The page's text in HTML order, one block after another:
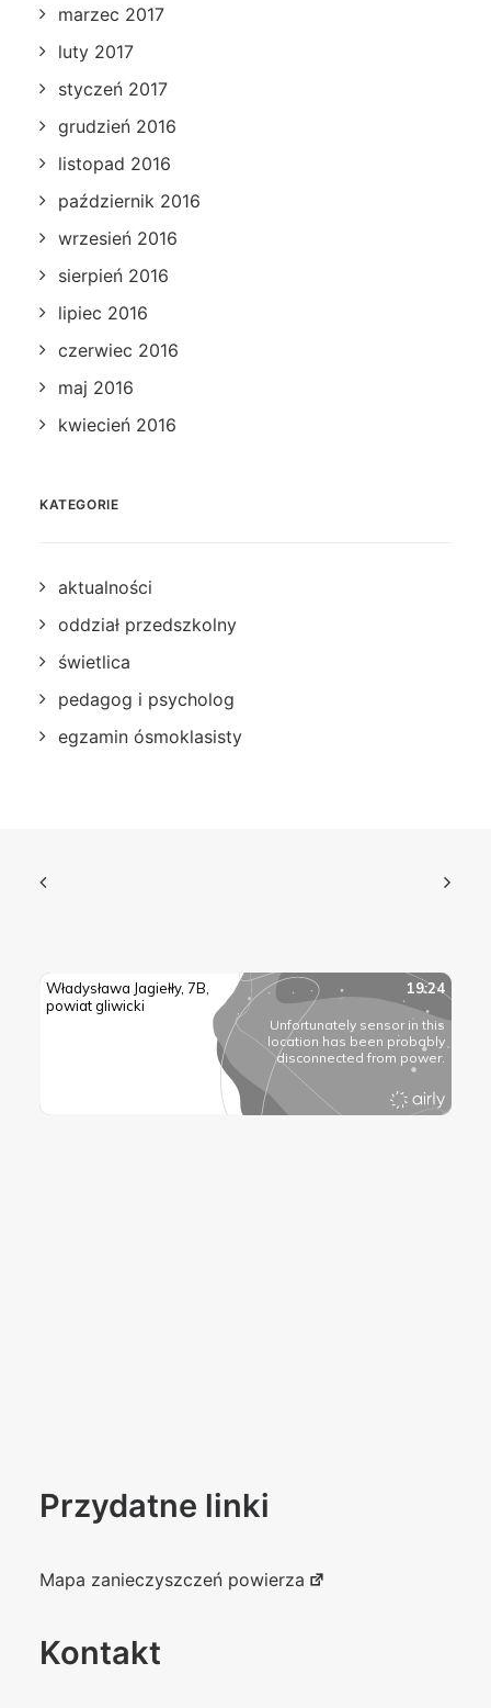
marzec 2017
luty 2017
styczeń 2017
grudzień 2016
listopad 2016
październik 2016
wrzesień 2016
sierpień 2016
lipiec 2016
czerwiec 2016
maj 2016
kwiecień 2016
KATEGORIE
aktualności
oddział przedszkolny
świetlica
pedagog i psycholog
egzamin ósmoklasisty
Przydatne linki
Mapa zanieczyszczeń powierza
Kontakt